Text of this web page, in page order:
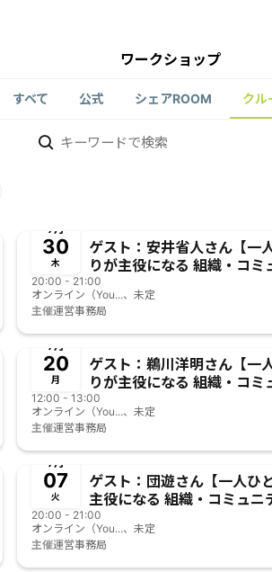
ワークショップ
すべて 公式 シェアROOM クル
7月
30
木
ゲスト：安井省人さん【一
りが主役になる 組織・コミ
ィは 実現可能なのか？アト
挑戦】
20:00 - 21:00
オンライン（You...、未定
主催運営事務局
7月
20
月
ゲスト：鵜川洋明さん【一
りが主役になる 組織・コミ
ィは 実現可能なのか？アト
挑戦】
12:00 - 13:00
オンライン（You...、未定
主催運営事務局
7月
07
火
ゲスト：団遊さん【一人ひ
主役になる 組織・コミュニ
実現可能なのか？アトリアの
戦】
20:00 - 21:00
オンライン（You...、未定
主催運営事務局